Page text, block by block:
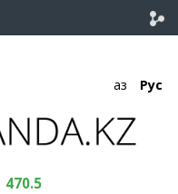
Қаз Рус
470.5470.5